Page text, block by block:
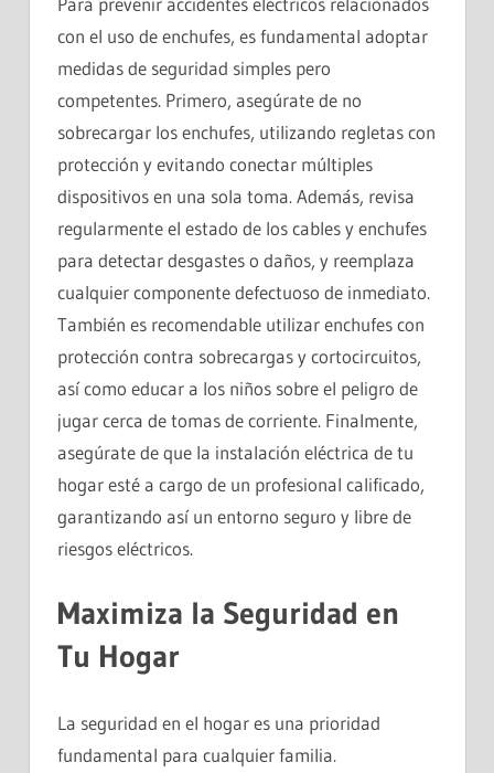
con el uso de enchufes, es fundamental adoptar
medidas de seguridad simples pero
competentes. Primero, asegúrate de no
sobrecargar los enchufes, utilizando regletas con
protección y evitando conectar múltiples
dispositivos en una sola toma. Además, revisa
regularmente el estado de los cables y enchufes
para detectar desgastes o daños, y reemplaza
cualquier componente defectuoso de inmediato.
También es recomendable utilizar enchufes con
protección contra sobrecargas y cortocircuitos,
así como educar a los niños sobre el peligro de
jugar cerca de tomas de corriente. Finalmente,
asegúrate de que la instalación eléctrica de tu
hogar esté a cargo de un profesional calificado,
garantizando así un entorno seguro y libre de
riesgos eléctricos.
Maximiza la Seguridad en
Tu Hogar
La seguridad en el hogar es una prioridad
fundamental para cualquier familia.